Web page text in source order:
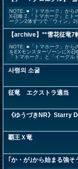
NOTE: ■「トマホーク」から
X召喚 2.「トマホーク」とト
ークン2体ずつで「ウィン」2
【archive】**雪花征竜7
NOTE: ■「トマホーク」から
をEXモンスターゾーンにX召
「トマホーク」と「イーグ
사령의 소굴
征竜 エクストラ適当
《ゆうづきNR》Starry
覇王Ｘ竜
｢か・が｣から始まる強